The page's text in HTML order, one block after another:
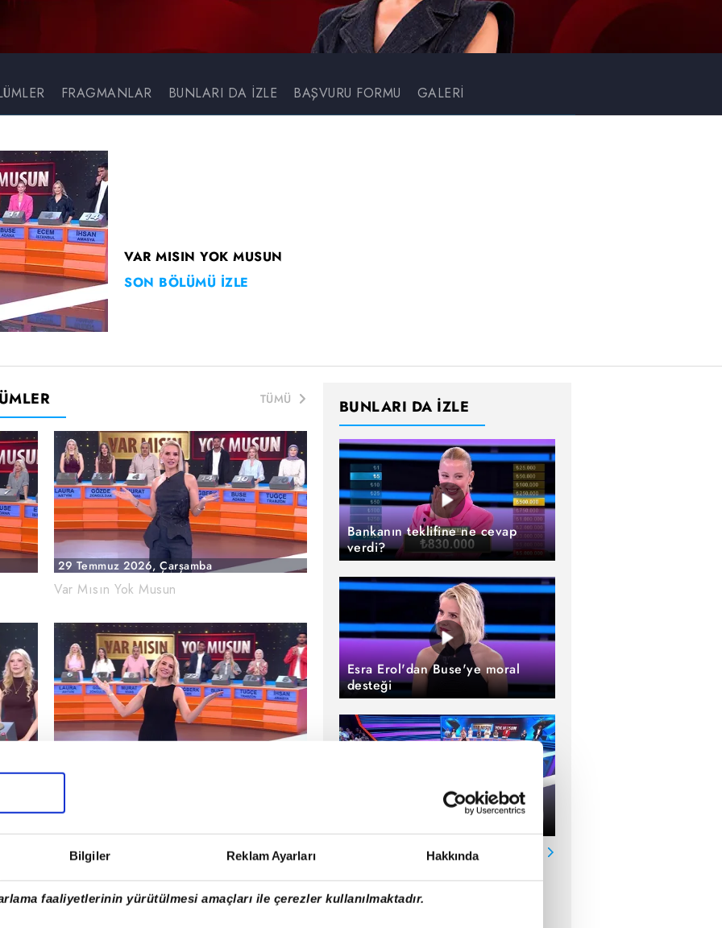
Bilgiler Reklam Ayarları Hakkında
faaliyetlerinin yürütülmesi amaçları ile çerezler kullanılmaktadır.
FRAGMANLAR BUNLARI DA İZLE BAŞVURU FORMU GALERİ
VAR MISIN YOK MUSUN
SON BÖLÜMÜ İZLE
TÜMÜ
29 Temmuz 2026, Çarşamba
Var Mısın Yok Musun
TÜMÜ
BUNLARI DA İZLE
Bankanın teklifine ne cevap
verdi?
Esra Erol'dan Buse'ye moral
desteği